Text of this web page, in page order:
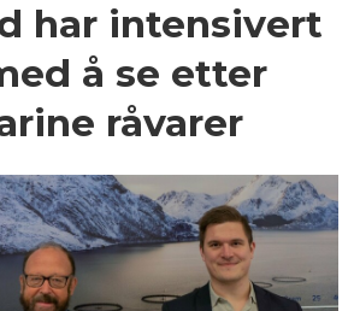
har intensivert
å se etter
råvarer